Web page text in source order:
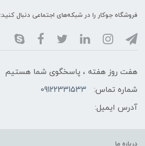
فروشگاه جوکار را در شبکه‌های اجتماعی دنبال کنید:
هفت روز هفته ، پاسخگوی شما هستیم
شماره تماس:
09122331533
آدرس ایمیل:
درباره ما